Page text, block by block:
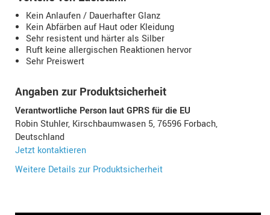
Kein Anlaufen / Dauerhafter Glanz
Kein Abfärben auf Haut oder Kleidung
Sehr resistent und härter als Silber
Ruft keine allergischen Reaktionen hervor
Sehr Preiswert
Angaben zur Produktsicherheit
Verantwortliche Person laut GPRS für die EU
Robin Stuhler, Kirschbaumwasen 5, 76596 Forbach,
Deutschland
Jetzt kontaktieren
Weitere Details zur Produktsicherheit